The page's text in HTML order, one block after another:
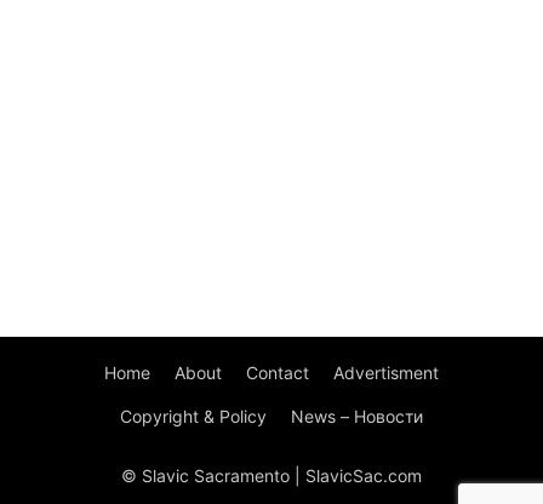
Home About Contact Advertisment
Copyright & Policy News – Новости
© Slavic Sacramento | SlavicSac.com